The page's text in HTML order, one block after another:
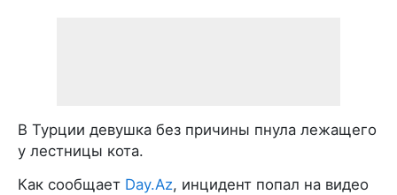
В Турции девушка без причины пнула лежащего
у лестницы кота.
Как сообщает Day.Az, инцидент попал на видео